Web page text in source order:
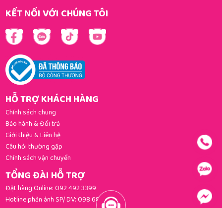
KẾT NỐI VỚI CHÚNG TÔI
HỖ TRỢ KHÁCH HÀNG
Chính sách chung
Bảo hành & Đổi trả
Giới thiệu & Liên hệ
Câu hỏi thường gặp
Chính sách vận chuyển
TỔNG ĐÀI HỖ TRỢ
Đặt hàng Online:092 492 3399
Hotline phản ánh SP/ DV:098 681 3392